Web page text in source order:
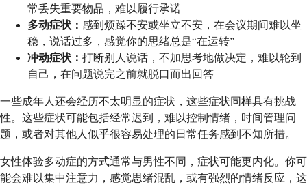
常丢失重要物品，难以履行承诺
多动症状： 感到烦躁不安或坐立不安，在会议期间难以坐
稳，说话过多，感觉你的思绪总是“在运转”
冲动症状： 打断别人说话，不加思考地做决定，难以轮到
自己，在问题说完之前就脱口而出回答
一些成年人还会经历不太明显的症状，这些症状同样具有挑战
性。这些症状可能包括经常迟到，难以控制情绪，时间管理问
题，或者对其他人似乎很容易处理的日常任务感到不知所措。
女性体验多动症的方式通常与男性不同，症状可能更内化。你可
能会难以集中注意力，感觉思绪混乱，或有强烈的情绪反应，这